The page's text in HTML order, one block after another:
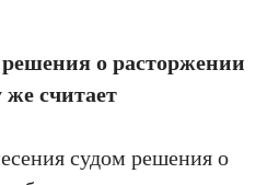
о расторжении
же считает
судом решения о